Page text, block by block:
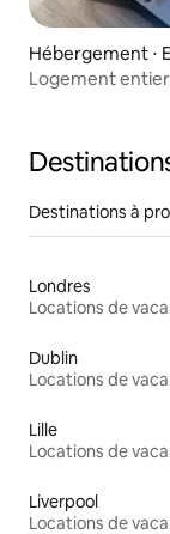
Hébergement ⋅
Logement entier
Destinations à
Londres
Locations de
Dublin
Locations de
Lille
Locations de
Liverpool
Locations de